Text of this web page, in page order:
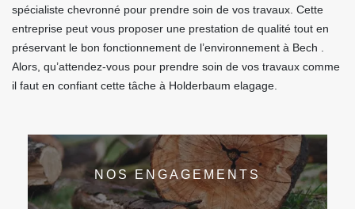
spécialiste chevronné pour prendre soin de vos travaux. Cette
entreprise peut vous proposer une prestation de qualité tout en
préservant le bon fonctionnement de l’environnement à Bech .
Alors, qu’attendez-vous pour prendre soin de vos travaux comme
il faut en confiant cette tâche à Holderbaum elagage.
NOS ENGAGEMENTS